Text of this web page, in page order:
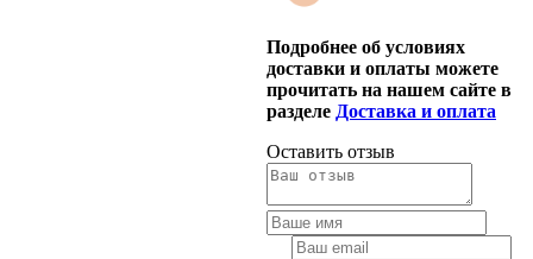
Подробнее об условиях
доставки и оплаты можете
прочитать на нашем сайте в
разделе Доставка и оплата
Оставить отзыв